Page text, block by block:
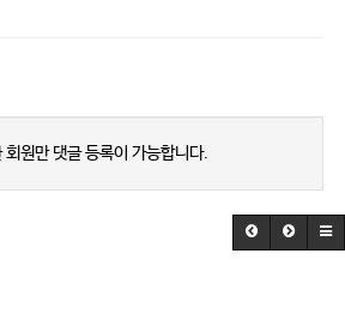
회원만 댓글 등록이 가능합니다.